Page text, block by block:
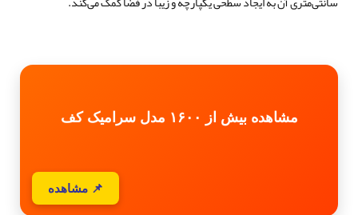
مشاهده بیش از ۱۶۰۰ مدل سرامیک کف
📌 مشاهده